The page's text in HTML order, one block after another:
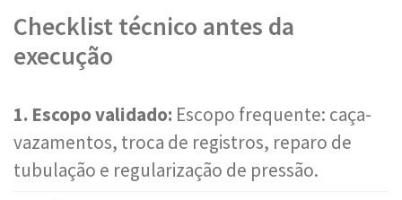
Checklist técnico antes da
execução
1. Escopo validado: Escopo frequente: caça-
vazamentos, troca de registros, reparo de
tubulação e regularização de pressão.